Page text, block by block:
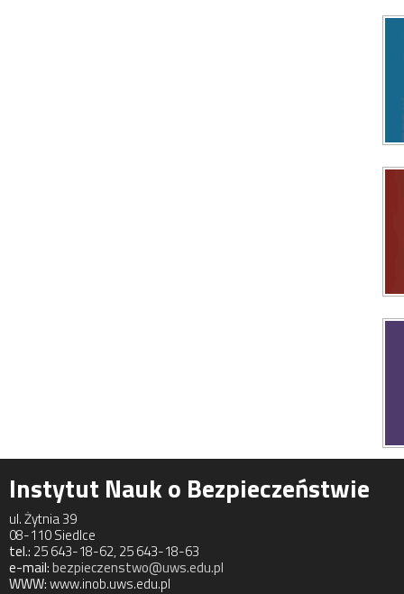
Instytut Nauk o Bezpieczeństwie
ul. Żytnia 39
08-110 Siedlce
tel.: 25 643-18-62, 25 643-18-63
e-mail:bezpieczenstwo@uws.edu.pl
WWW:www.inob.uws.edu.pl